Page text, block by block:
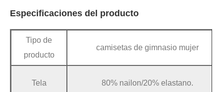
Especificaciones del producto
Tipo de
producto
camisetas de gimnasio mujer
Tela 80% nailon/20% elastano.